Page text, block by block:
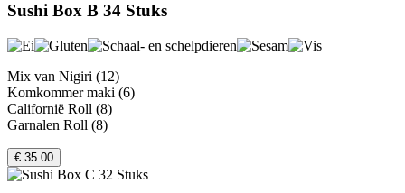
Sushi Box B 34 Stuks
Mix van Nigiri (12)
Komkommer maki (6)
Californië Roll (8)
Garnalen Roll (8)
€ 35.00